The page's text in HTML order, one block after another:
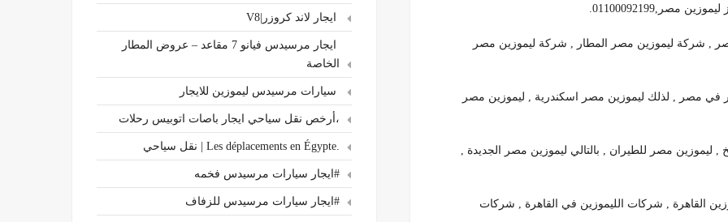
, شركة ليموزين مصر المطار , شركة ليموزين مصر
في مصر , لذلك ليموزين مصر اسكندرية , ليموزين مصر
مصر للطيران , بالتالي ليموزين مصر الجديدة ,
القاهرة , شركات الليموزين في القاهرة , شركات
ايجار لاند كروزر|V8
ايجار مرسيدس فيانو 7 مقاعد – عروض المطار
الخاصة
سيارات مرسيدس ليموزين للايجار
،أرخص نقل سياحي ايجار باصات اتوبيس رحلات
.Les déplacements en Égypte | نقل سياحي
#ايجار سيارات مرسيدس فخمه
#ايجار سيارات مرسيدس للزفاف